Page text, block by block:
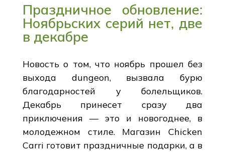
Праздничное обновление:
Ноябрьских серий нет, две
в декабре
Новость о том, что ноябрь прошел без
выхода dungeon, вызвала бурю
благодарностей у болельщиков.
Декабрь принесет сразу два
приключения — это и новогоднее, в
молодежном стиле. Магазин Chicken
Carri готовит праздничные подарки, а в